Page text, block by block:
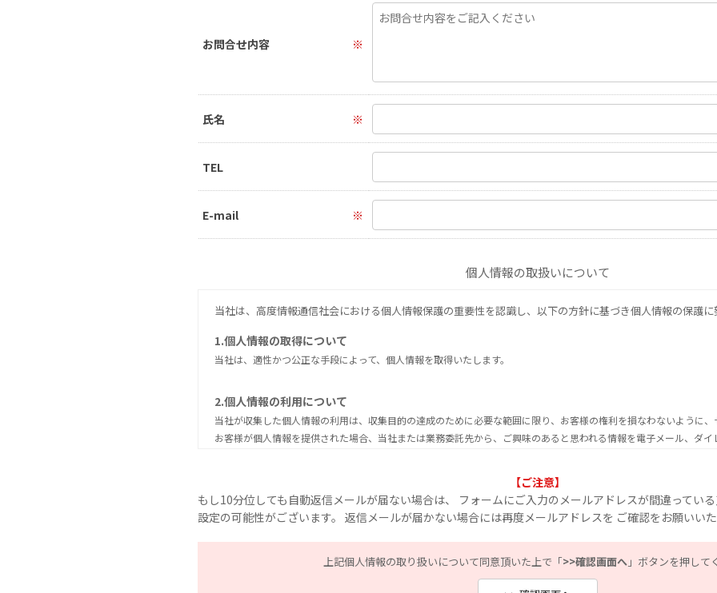
お問合せ内容 ※
氏名 ※
TEL
E-mail ※
個人情報の取扱いについて
当社は、高度情報通信社会における個人情報保護の重要性を認識し、以下の方針に基づき個人情報の保護に
1.個人情報の取得について
当社は、適性かつ公正な手段によって、個人情報を取得いたします。
2.個人情報の利用について
当社が収集した個人情報の利用は、収集目的の達成のために必要な範囲に限り、お客様の権利を損なわないように、
お客様が個人情報を提供された場合、当社または業務委託先から、ご興味のあると思われる情報を電子メール、ダイ
【ご注意】
もし10分位しても自動返信メールが届ない場合は、 フォームにご入力のメールアドレスが間違ってい
設定の可能性がございます。 返信メールが届かない場合には再度メールアドレスを ご確認をお願いいた
上記個人情報の取り扱いについて同意頂いた上で「>>確認画面へ 」ボタンを押して